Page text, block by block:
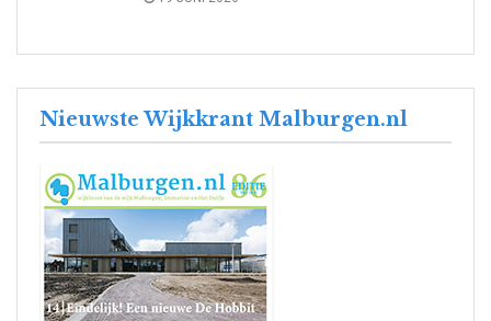
Nieuwste Wijkkrant Malburgen.nl